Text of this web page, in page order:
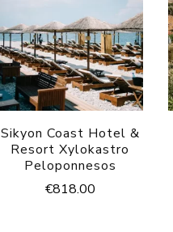
Sikyon Coast Hotel &
Resort Xylokastro
Peloponnesos
€818.00